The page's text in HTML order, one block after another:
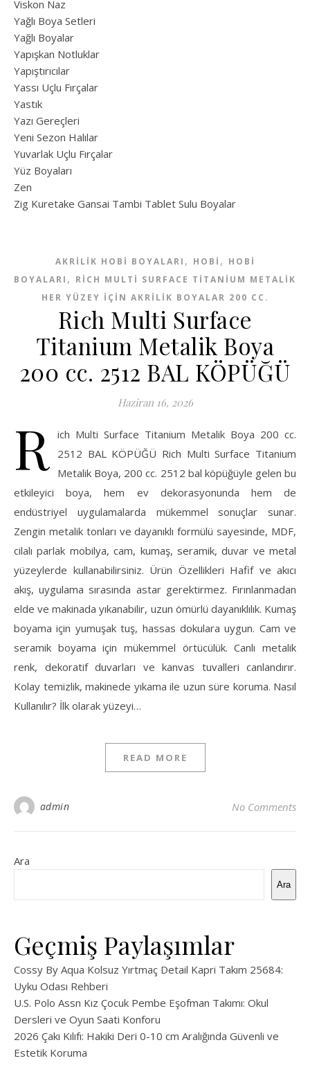
Viskon Naz
Yağlı Boya Setleri
Yağlı Boyalar
Yapışkan Notluklar
Yapıştırıcılar
Yassı Uçlu Fırçalar
Yastık
Yazı Gereçleri
Yeni Sezon Halılar
Yuvarlak Uçlu Fırçalar
Yüz Boyaları
Zen
​Zig Kuretake Gansai Tambi Tablet Sulu Boyalar
AKRILIK HOBI BOYALARI , HOBİ , HOBI
BOYALARI , RICH MULTI SURFACE TITANIUM METALIK
HER YÜZEY İÇIN AKRILIK BOYALAR 200 CC.
Rich Multi Surface
Titanium Metalik Boya
200 cc. 2512 BAL KÖPÜĞÜ
Haziran 16, 2026
R ich Multi Surface Titanium Metalik Boya 200 cc.
2512 BAL KÖPÜĞÜ Rich Multi Surface Titanium
Metalik Boya, 200 cc. 2512 bal köpüğüyle gelen bu
etkileyici boya, hem ev dekorasyonunda hem de
endüstriyel uygulamalarda mükemmel sonuçlar sunar.
Zengin metalik tonları ve dayanıklı formülü sayesinde, MDF,
cilalı parlak mobilya, cam, kumaş, seramik, duvar ve metal
yüzeylerde kullanabilirsiniz. Ürün Özellikleri Hafif ve akıcı
akış, uygulama sırasında astar gerektirmez. Fırınlanmadan
elde ve makinada yıkanabilir, uzun ömürlü dayanıklılık. Kumaş
boyama için yumuşak tuş, hassas dokulara uygun. Cam ve
seramik boyama için mükemmel örtücülük. Canlı metalik
renk, dekoratif duvarları ve kanvas tuvalleri canlandırır.
Kolay temizlik, makinede yıkama ile uzun süre koruma. Nasıl
Kullanılır? İlk olarak yüzeyi…
READ MORE
admin No Comments
Ara
Ara
Geçmiş Paylaşımlar
Cossy By Aqua Kolsuz Yırtmaç Detail Kapri Takım 25684:
Uyku Odası Rehberi
U.S. Polo Assn Kız Çocuk Pembe Eşofman Takımı: Okul
Dersleri ve Oyun Saati Konforu
2026 Çakı Kılıfı: Hakiki Deri 0-10 cm Aralığında Güvenli ve
Estetik Koruma